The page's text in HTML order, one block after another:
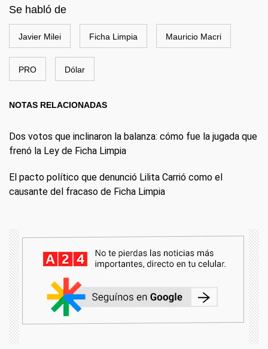
Se habló de
Javier Milei Ficha Limpia Mauricio Macri
PRO Dólar
NOTAS RELACIONADAS
Dos votos que inclinaron la balanza: cómo fue la jugada que
frenó la Ley de Ficha Limpia
El pacto político que denunció Lilita Carrió como el
causante del fracaso de Ficha Limpia